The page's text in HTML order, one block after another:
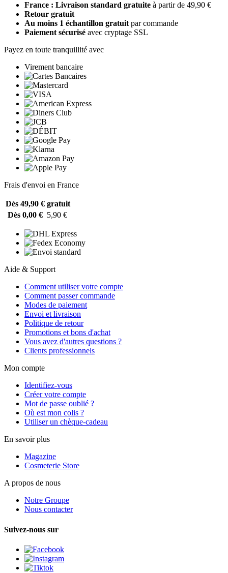
France : Livraison standard gratuite à partir de 49,90 €
Retour gratuit
Au moins 1 échantillon gratuitpar commande
Paiement sécurisé avec cryptage SSL
Payez en toute tranquillité avec
Virement bancaire
Frais d'envoi en France
Dès 49,90 € gratuit
Dès 0,00 € 5,90 €
Aide & Support
Comment utiliser votre compte
Comment passer commande
Modes de paiement
Envoi et livraison
Politique de retour
Promotions et bons d'achat
Vous avez d'autres questions ?
Clients professionnels
Mon compte
Identifiez-vous
Créer votre compte
Mot de passe oublié ?
Où est mon colis ?
Utiliser un chèque-cadeau
En savoir plus
Magazine
Cosmeterie Store
A propos de nous
Notre Groupe
Nous contacter
Suivez-nous sur